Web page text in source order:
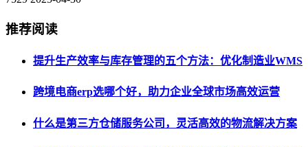
推荐阅读
提升生产效率与库存管理的五个方法：优化制造业WMS
跨境电商erp选哪个好，助力企业全球市场高效运营
什么是第三方仓储服务公司，灵活高效的物流解决方案